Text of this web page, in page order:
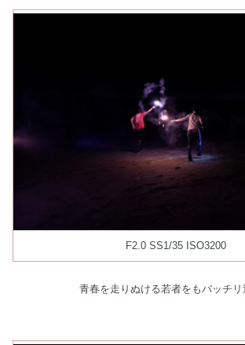
F2.0 SS1/35 ISO3200
青春を走りぬける若者をもバッチリ